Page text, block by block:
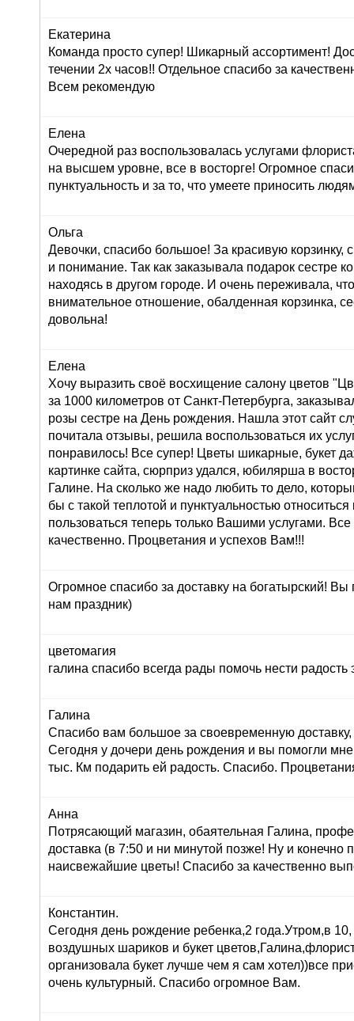
Екатерина
Команда просто супер! Шикарный ассортимент!
течении 2х часов!! Отдельное спасибо за
Всем рекомендую
Елена
Очередной раз воспользовалась услугами
на высшем уровне, все в восторге! Огромное
пунктуальность и за то, что умеете приносить
Ольга
Девочки, спасибо большое! За красивую корзинку,
и понимание. Так как заказывала подарок сестре
находясь в другом городе. И очень переживала,
внимательное отношение, обалденная корзинка,
довольна!
Елена
Хочу выразить своё восхищение салону цветов
за 1000 километров от Санкт-Петербурга,
розы сестре на День рождения. Нашла этот сайт
почитала отзывы, решила воспользоваться их
понравилось! Все супер! Цветы шикарные, букет
картинке сайта, сюрприз удался, юбилярша в
Галине. На сколько же надо любить то дело,
бы с такой теплотой и пунктуальностью
пользоваться теперь только Вашими услугами.
качественно. Процветания и успехов Вам!!!
Огромное спасибо за доставку на богатырский! Вы
нам праздник)
цветомагия
галина спасибо всегда рады помочь нести
Галина
Спасибо вам большое за своевременную доставку,
Сегодня у дочери день рождения и вы помогли
тыс. Км подарить ей радость. Спасибо.
Анна
Потрясающий магазин, обаятельная Галина,
доставка (в 7:50 и ни минутой позже! Ну и конечно
наисвежайшие цветы! Спасибо за качественно
Константин.
Сегодня день рождение ребенка,2 года.Утром,в 10,
воздушных шариков и букет
организовала букет лучше чем я сам хотел))все
очень культурный. Спасибо огромное Вам.